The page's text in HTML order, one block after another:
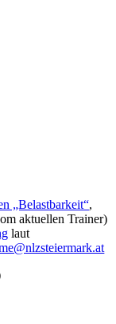
„Belastbarkeit“,
aktuellen Trainer)
laut